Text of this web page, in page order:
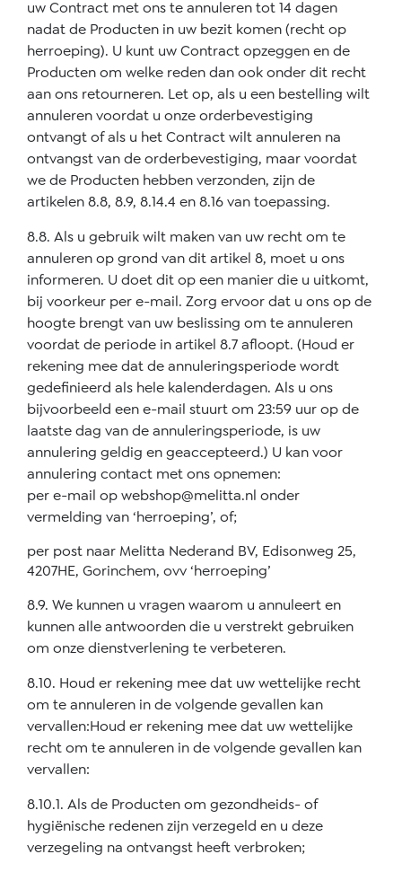
uw Contract met ons te annuleren tot 14 dagen
nadat de Producten in uw bezit komen (recht op
herroeping). U kunt uw Contract opzeggen en de
Producten om welke reden dan ook onder dit recht
aan ons retourneren. Let op, als u een bestelling wilt
annuleren voordat u onze orderbevestiging
ontvangt of als u het Contract wilt annuleren na
ontvangst van de orderbevestiging, maar voordat
we de Producten hebben verzonden, zijn de
artikelen 8.8, 8.9, 8.14.4 en 8.16 van toepassing.
8.8. Als u gebruik wilt maken van uw recht om te
annuleren op grond van dit artikel 8, moet u ons
informeren. U doet dit op een manier die u uitkomt,
bij voorkeur per e-mail. Zorg ervoor dat u ons op de
hoogte brengt van uw beslissing om te annuleren
voordat de periode in artikel 8.7 afloopt. (Houd er
rekening mee dat de annuleringsperiode wordt
gedefinieerd als hele kalenderdagen. Als u ons
bijvoorbeeld een e-mail stuurt om 23:59 uur op de
laatste dag van de annuleringsperiode, is uw
annulering geldig en geaccepteerd.) U kan voor
annulering contact met ons opnemen:
per e-mail opwebshop@melitta.nl onder
vermelding van ‘herroeping’, of;
per post naar Melitta Nederand BV, Edisonweg 25,
4207HE, Gorinchem, ovv ‘herroeping’
8.9. We kunnen u vragen waarom u annuleert en
kunnen alle antwoorden die u verstrekt gebruiken
om onze dienstverlening te verbeteren.
8.10. Houd er rekening mee dat uw wettelijke recht
om te annuleren in de volgende gevallen kan
vervallen:Houd er rekening mee dat uw wettelijke
recht om te annuleren in de volgende gevallen kan
vervallen:
8.10.1. Als de Producten om gezondheids- of
hygiënische redenen zijn verzegeld en u deze
verzegeling na ontvangst heeft verbroken;